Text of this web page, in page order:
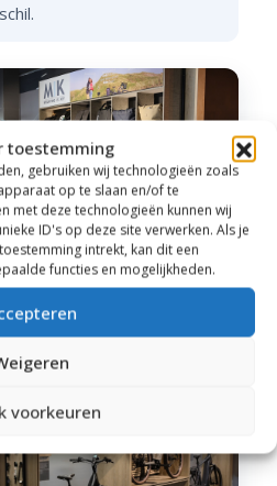
toestemming
gebruiken wij technologieën zoals
op te slaan en/of te
met deze technologieën kunnen wij
ID's op deze site verwerken. Als je
intrekt, kan dit een
functies en mogelijkheden.
voorkeuren